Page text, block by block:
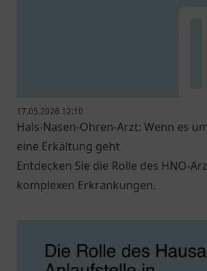
17.05.2026 12:10
Hals-Nasen-Ohren-Arzt: Wenn es
eine Erkältung geht
Entdecken Sie die Rolle des HNO-
komplexen Erkrankungen.